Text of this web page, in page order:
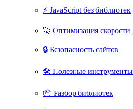
⚡ JavaScript без библиотек
🚀 Оптимизация скорости
🔒 Безопасность сайтов
🛠 Полезные инструменты
📦 Разбор библиотек